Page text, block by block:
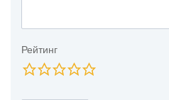
Рейтинг